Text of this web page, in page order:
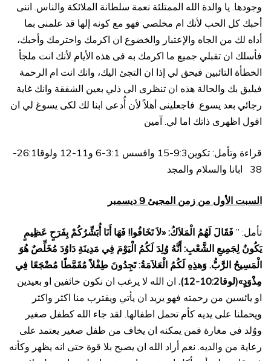
وجودها. يا والدة الله الممتلئة نعمة سلطانة الملائكة والناس. اننى
أحبك كل الحب لأنك ام مخلصي فهو مع كونه إلها قد علمنى بما
أداه لك من الجاه والإعتبار والخضوع ان اكرمك واحترمك وأحبك،
فأسلك ان تقبلي جميع ما اكرمك به فى هذه الأيام لأنك انت ملجأ
الخطأة التائبين فيحق لي إذا ان التجئ اليك، وانك انت ام الرحمة
فيليق بك والحالة هذه ان تنظرى الى ذلي بعين الشفقة وانك غاية
رجائي بعد يسوع. فاجعلينى أهلاً لأن أُدعى ابنا لك لكى يسوغ لي ان
اقول اظهرى ذاتك اما لي. آمين
قراءة وتأمل: تكوين9:3-15 وافسس 3:1-6 و11-12 ولوقا26:1-
38 ابانا والسلام والمجد
السبت الأول من زمن المجيئ 9 ديسمبر
تأمل: ” فَقَالَ لَهُمُ الْمَلاَكُ: «لاَ تَخَافُوا! فَهَا أَنَا أُبَشِّرُكُمْ بِفَرَحٍ عَظِيمٍ
يَكُونُ لِجَمِيعِ الشَّعْبِ: أَنَّهُ وُلِدَ لَكُمُ الْيَوْمَ فِي مَدِينَةِ دَاوُدَ مُخَلِّصٌ هُوَ
الْمَسِيحُ الرَّبُّ. وَهذِهِ لَكُمُ الْعَلاَمَةُ: تَجِدُونَ طِفْلاً مُقَمَّطًا مُضْجَعًا فِي
مِذْوَدٍ»(لوقا10:2-12).
ان الله لا يرغب ان نكون خائفين او بعيدين
او يائسين من رحمته فهو يريد ان يأتي ويقترب منا اكثر واكثر
ويحملنا على يديه كأم تحمل اطفالها. لقد جاء الله كطفل صغير
ووُلد في مغارة فمن يمكنه ان يخاف من طفل صغير يعتمد على
رعاية من والديه. نعم أراد الله ان يصبح بلا قوة حتى انه يظهر وكأنه